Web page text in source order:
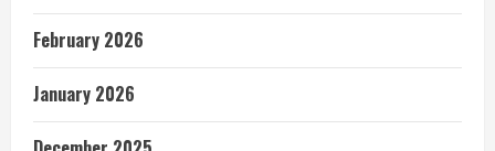
February 2026
January 2026